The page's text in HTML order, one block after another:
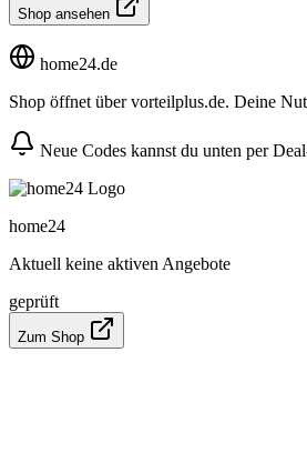
Shop ansehen
home24.de
Shop öffnet über vorteilplus.de. Deine
Neue Codes kannst du unten per
home24
Aktuell keine aktiven Angebote
geprüft
Zum Shop